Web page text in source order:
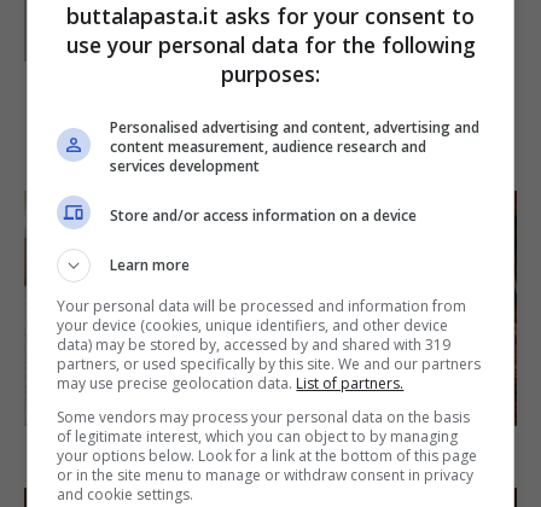
Paoletta è stata collaboratrice di Buttalapasta dal 2008
al 2011, spaziando tra tutte le tipologie di ricette, dai
IN PRIMO PIANO
SECONDI PIATTI
Arista di maiale al latte
buttalapasta.it asks for your consent to
use your personal data for the following
purposes:
Personalised advertising and content, advertising and
content measurement, audience research and
services development
Store and/or access information on a device
Learn more
Your personal data will be processed and information from
your device (cookies, unique identifiers, and other device
data) may be stored by, accessed by and shared with 319
partners, or used specifically by this site. We and our partners
may use precise geolocation data. List of partners.
Some vendors may process your personal data on the basis
of legitimate interest, which you can object to by managing
your options below. Look for a link at the bottom of this page
or in the site menu to manage or withdraw consent in privacy
and cookie settings.